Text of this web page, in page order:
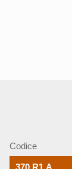
Codice